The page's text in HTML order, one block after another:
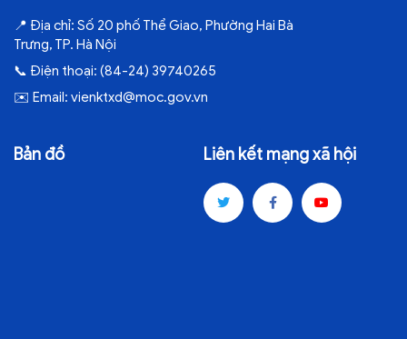
📍 Địa chỉ: Số 20 phố Thể Giao, Phường Hai Bà
Trưng, TP. Hà Nội
📞 Điện thoại: (84-24) 39740265
✉️ Email: vienktxd@moc.gov.vn
Bản đồ Liên kết mạng xã hội